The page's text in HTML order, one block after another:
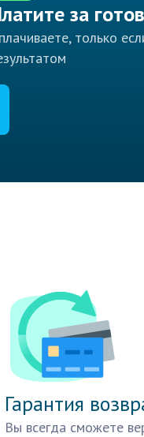
за
только
Гарантия
Вы всегда сможете